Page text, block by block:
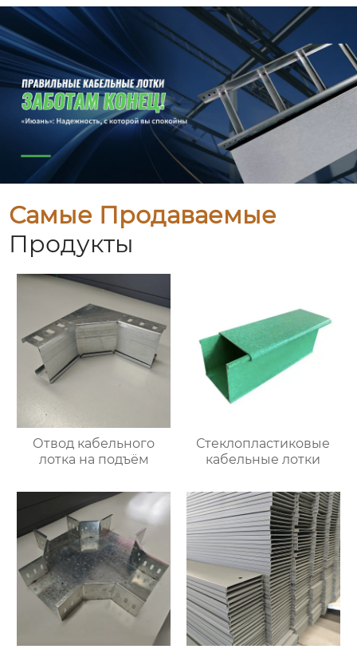
Самые Продаваемые
Продукты
Отвод кабельного
лотка на подъём
Стеклопластиковые
кабельные лотки